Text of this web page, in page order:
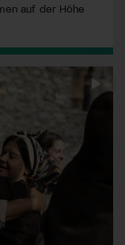
auf der Höhe